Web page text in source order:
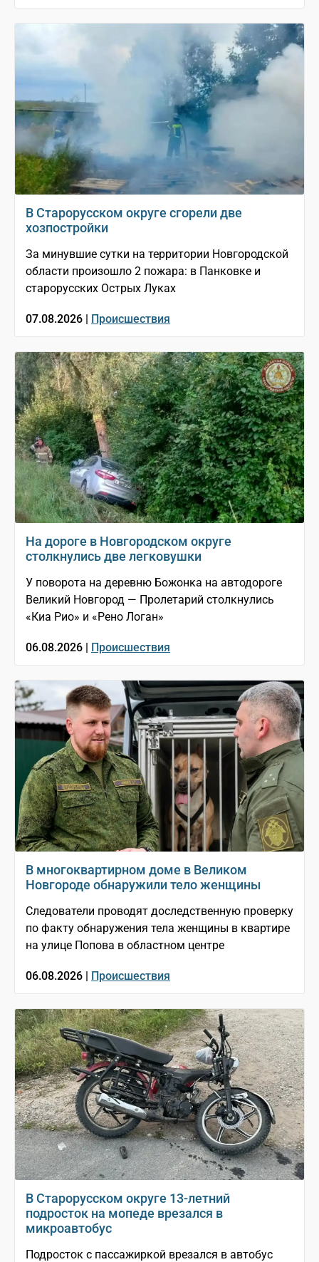
В Старорусском округе сгорели две
хозпостройки
За минувшие сутки на территории Новгородской
области произошло 2 пожара: в Панковке и
старорусских Острых Луках
07.08.2026 | Происшествия
На дороге в Новгородском округе
столкнулись две легковушки
У поворота на деревню Божонка на автодороге
Великий Новгород — Пролетарий столкнулись
«Киа Рио» и «Рено Логан»
06.08.2026 | Происшествия
В многоквартирном доме в Великом
Новгороде обнаружили тело женщины
Следователи проводят доследственную проверку
по факту обнаружения тела женщины в квартире
на улице Попова в областном центре
06.08.2026 | Происшествия
В Старорусском округе 13-летний
подросток на мопеде врезался в
микроавтобус
Подросток с пассажиркой врезался в автобус